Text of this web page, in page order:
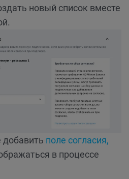
новый список вместе
поле согласия,
в процессе